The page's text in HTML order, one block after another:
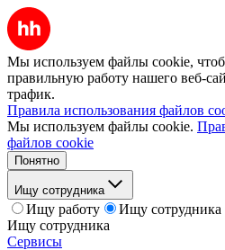
Мы используем файлы cookie,
правильную работу нашего веб-
трафик.
Правила использования файлов
Мы используем файлы cookie.
файлов cookie
Понятно
Ищу сотрудника
Ищу работу
Ищу сотрудника
Ищу сотрудника
Сервисы